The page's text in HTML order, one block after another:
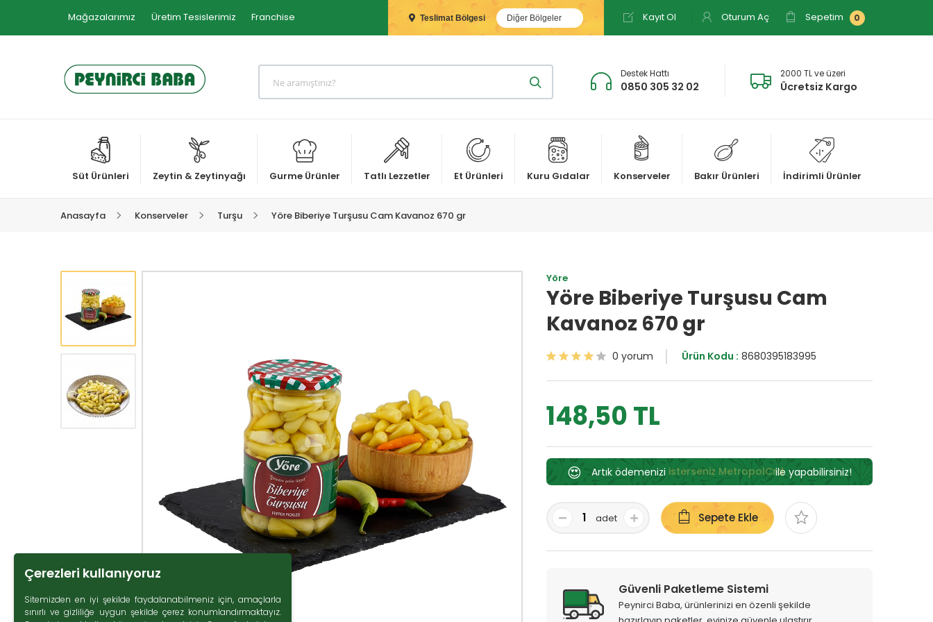
Mağazalarımız Üretim Tesislerimiz Franchise Teslimat Bölgesi Diğer Bölgeler Kayıt Ol Oturum Aç Sepetim 0
Destek Hattı
0850 305 32 02
2000 TL ve üzeri
Ücretsiz Kargo
Süt Ürünleri Zeytin & Zeytinyağı Gurme Ürünler Tatlı Lezzetler Et Ürünleri Kuru Gıdalar Konserveler Bakır Ürünleri İndirimli Ürünler
Anasayfa Konserveler Turşu Yöre Biberiye Turşusu Cam Kavanoz 670 gr
Yöre
Yöre Biberiye Turşusu Cam
Kavanoz 670 gr
0 yorum Ürün Kodu : 8680395183995
148,50 TL
😍 Artık ödemenizi isterseniz MetropolCrdile yapabilirsiniz!
adet Sepete Ekle
Güvenli Paketleme Sistemi
Peynirci Baba, ürünlerinizi en özenli şekilde
Çerezleri kullanıyoruz
Sitemizden en iyi şekilde faydalanabilmeniz için, amaçlarla
sınırlı ve gizliliğe uygun şekilde çerez konumlandırmaktayız.